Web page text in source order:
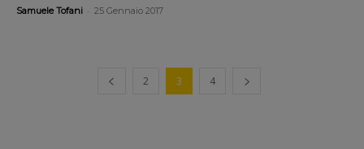
Samuele Tofani 25 Gennaio 2017
2 3 4